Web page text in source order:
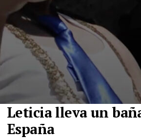
Leticia lleva un
España